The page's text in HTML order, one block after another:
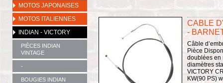
MOTOS JAPONAISES
MOTOS ITALIENNES
INDIAN - VICTORY
PIÈCES INDIAN
VINTAGE
-
BOUGIES INDIAN
CABLE
-
Câble
Pièce
doublées en
diamètres
VICTORY
KW(90 PS)